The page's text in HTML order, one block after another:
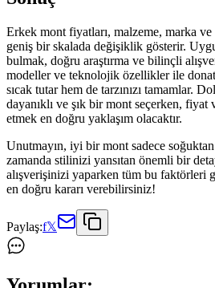
Erkek mont fiyatları, malzeme, marka
geniş bir skalada değişiklik gösterir.
bulmak, doğru araştırma ve bilinçli
modeller ve teknolojik özellikler ile
sıcak tutar hem de tarzınızı tamamlar.
dayanıklı ve şık bir mont seçerken,
etmek en doğru yaklaşım olacaktır.
Unutmayın, iyi bir mont sadece
zamanda stilinizi yansıtan önemli bir
alışverişinizi yaparken tüm bu faktörleri
en doğru kararı verebilirsiniz!
Paylaş:f𝕏